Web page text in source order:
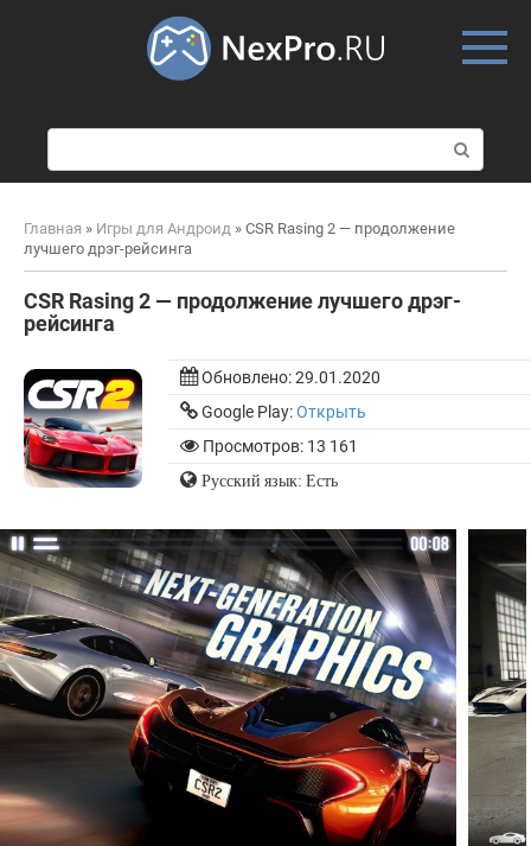
о
и
к
Главная » Игры для Андроид » CSR Rasing 2 — продолжение
лучшего дрэг-рейсинга
CSR Rasing 2 — продолжение лучшего дрэг-
рейсинга
Обновлено:29.01.2020
Google Play:Открыть
Просмотров: 13 161
Русский язык: Есть